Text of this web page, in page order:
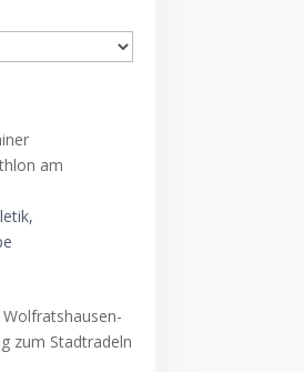
am
Wolfratshausen-
zum Stadtradeln